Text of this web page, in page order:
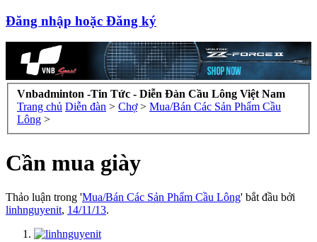
Đăng nhập hoặc Đăng ký
Vnbadminton -Tin Tức - Diễn Đàn Cầu Lông Việt Nam
Trang chủ Diễn đàn > Chợ > Mua/Bán Các Sản Phẩm Cầu
Lông >
Cần mua giày
Thảo luận trong 'Mua/Bán Các Sản Phẩm Cầu Lông' bắt đầu bởi
linhnguyenit, 14/11/13.